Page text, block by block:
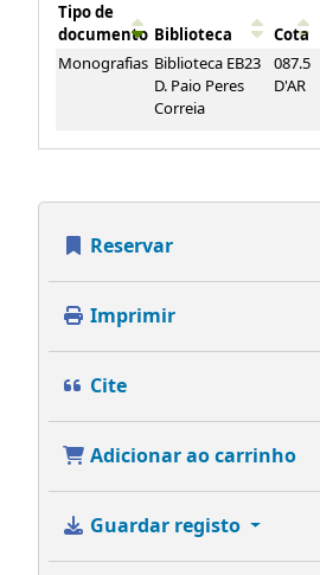
Exemplares
Tipo de
documento Biblioteca Cota
Monografias Biblioteca EB23
D. Paio Peres
Correia
087.5
D'AR
Reservar
Imprimir
Cite
Adicionar ao carrinho
Guardar registo